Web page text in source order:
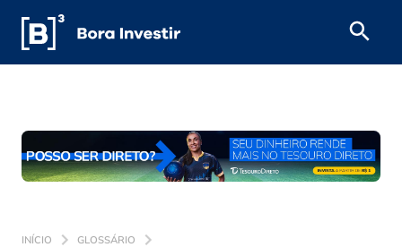
INÍCIO GLOSSÁRIO